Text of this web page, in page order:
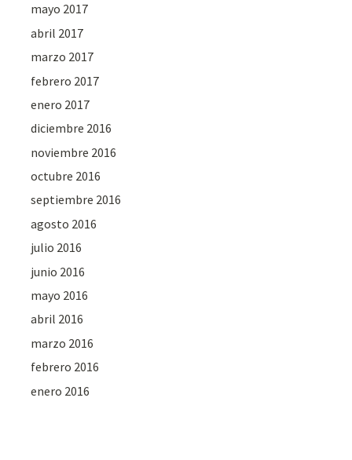
mayo 2017
abril 2017
marzo 2017
febrero 2017
enero 2017
diciembre 2016
noviembre 2016
octubre 2016
septiembre 2016
agosto 2016
julio 2016
junio 2016
mayo 2016
abril 2016
marzo 2016
febrero 2016
enero 2016